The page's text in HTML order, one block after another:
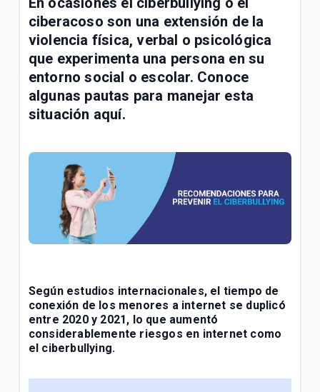
radicación de PQRS | General
Compra de acciones de UNE por parte de Millicom |
General
Conoce los paquetes Full Tigo + Plus | General
Conoce tu factura Tigo | General
Soporte técnico para tus servicios Tigo | General
ciberacoso son una extensión de la
violencia física, verbal o psicológica
que experimenta una persona en su
entorno social o escolar. Conoce
algunas pautas para manejar esta
situación aquí.
Según estudios internacionales, el tiempo de
conexión de los menores a internet se duplicó
entre 2020 y 2021, lo que aumentó
considerablemente riesgos en internet como
el ciberbullying.